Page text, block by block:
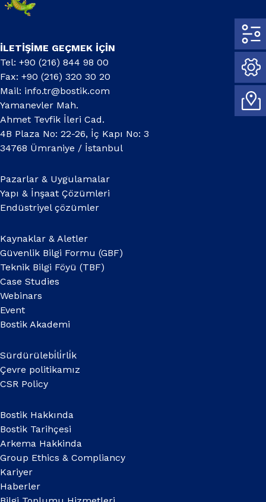
İLETİŞİME GEÇMEK İÇİN
Tel: +90 (216) 844 98 00
Fax: +90 (216) 320 30 20
Mail: info.tr@bostik.com
Yamanevler Mah.
Ahmet Tevfik İleri Cad.
4B Plaza No: 22-26, İç Kapı No: 3
34768 Ümraniye / İstanbul
Pazarlar & Uygulamalar
Yapı & İnşaat Çözümleri
Endüstriyel çözümler
Kaynaklar & Aletler
Güvenlik Bilgi Formu (GBF)
Teknik Bilgi Föyü (TBF)
Case Studies
Webinars
Event
Bostik Akademi
Sürdürülebi̇li̇rli̇k
Çevre politikamız
CSR Policy
Bostik Hakkında
Bostik Tarihçesi
Arkema Hakkinda
Group Ethics & Compliancy
Kariyer
Haberler